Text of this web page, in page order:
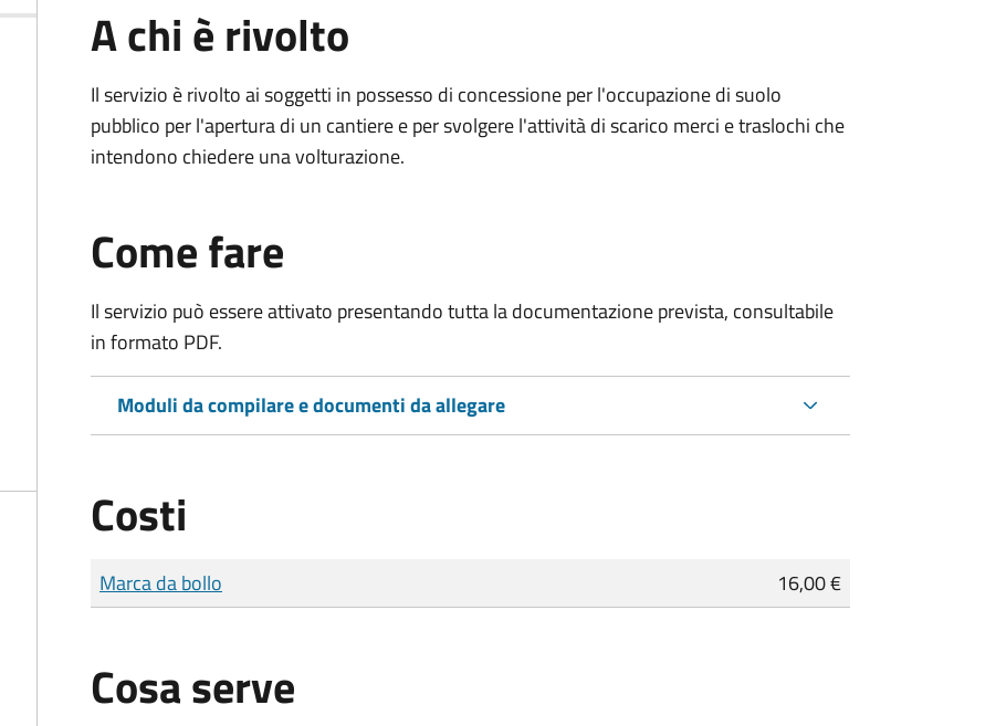
A chi è rivolto
Il servizio è rivolto ai soggetti in possesso di concessione per l'occupazione di suolo
pubblico per l'apertura di un cantiere e per svolgere l'attività di scarico merci e traslochi che
intendono chiedere una volturazione.
Come fare
Il servizio può essere attivato presentando tutta la documentazione prevista, consultabile
in formato PDF.
Moduli da compilare e documenti da allegare
Costi
Tipo di pagamento
Importo
Marca da bollo 16,00 €
Cosa serve